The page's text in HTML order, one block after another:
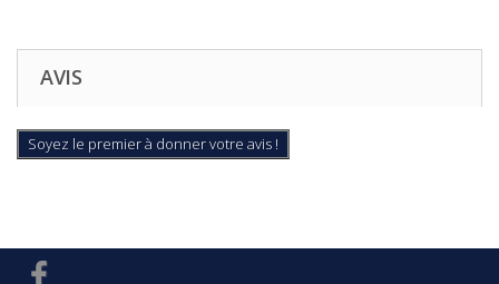
AVIS
Soyez le premier à donner votre avis !